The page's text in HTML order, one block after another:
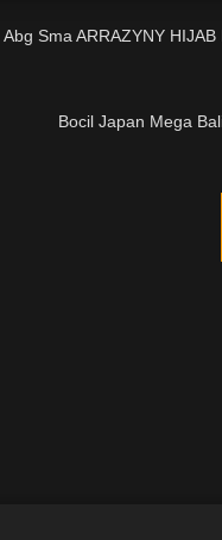
Abg Sma ARRAZYNY
Bocil Japan Mega